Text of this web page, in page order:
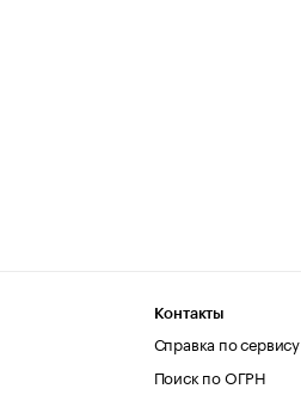
Контакты
Справка по сервису
Поиск по ОГРН